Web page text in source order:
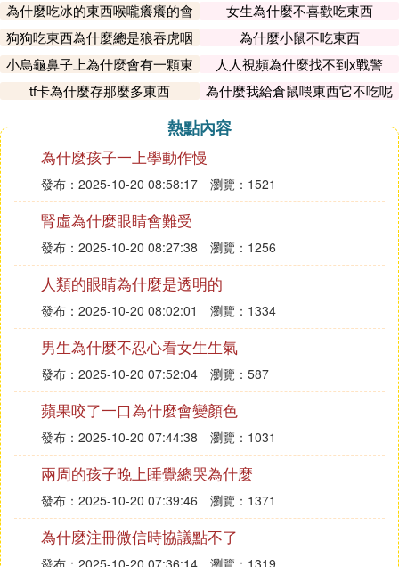
為什麼吃冰的東西喉嚨癢癢的會
咳
女生為什麼不喜歡吃東西
狗狗吃東西為什麼總是狼吞虎咽
的
為什麼小鼠不吃東西
小烏龜鼻子上為什麼會有一顆東
西
人人視頻為什麼找不到x戰警
tf卡為什麼存那麼多東西
為什麼我給倉鼠喂東西它不吃呢
熱點內容
為什麼孩子一上學動作慢
發布：2025-10-20 08:58:17 瀏覽：1521
腎虛為什麼眼睛會難受
發布：2025-10-20 08:27:38 瀏覽：1256
人類的眼睛為什麼是透明的
發布：2025-10-20 08:02:01 瀏覽：1334
男生為什麼不忍心看女生生氣
發布：2025-10-20 07:52:04 瀏覽：587
蘋果咬了一口為什麼會變顏色
發布：2025-10-20 07:44:38 瀏覽：1031
兩周的孩子晚上睡覺總哭為什麼
發布：2025-10-20 07:39:46 瀏覽：1371
為什麼注冊微信時協議點不了
發布：2025-10-20 07:36:14 瀏覽：1319